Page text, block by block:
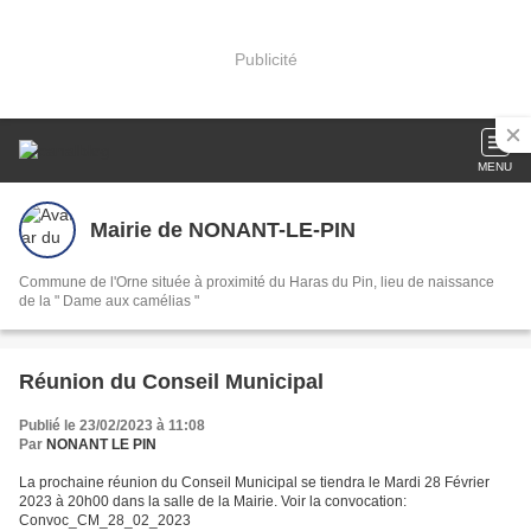
Publicité
MENU
Mairie de NONANT-LE-PIN
Commune de l'Orne située à proximité du Haras du Pin, lieu de naissance
de la " Dame aux camélias "
Réunion du Conseil Municipal
Publié le 23/02/2023 à 11:08
Par NONANT LE PIN
La prochaine réunion du Conseil Municipal se tiendra le Mardi 28 Février
2023 à 20h00 dans la salle de la Mairie. Voir la convocation:
Convoc_CM_28_02_2023